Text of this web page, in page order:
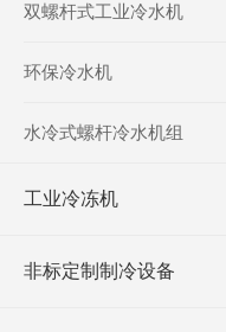
双螺杆式工业冷水机
环保冷水机
水冷式螺杆冷水机组
工业冷冻机
非标定制制冷设备